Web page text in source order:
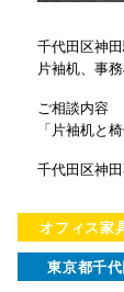
千代田区神
片袖机、事
ご相談内容
「片袖机と
千代田区神
オフィス家
東京都千